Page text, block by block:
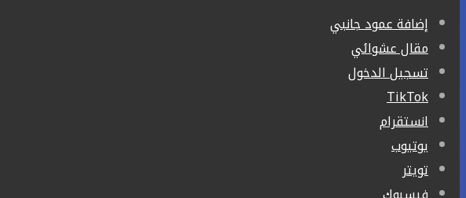
إضافة عمود جانبي
مقال عشوائي
تسجيل الدخول
‫TikTok
انستقرام
يوتيوب
تويتر